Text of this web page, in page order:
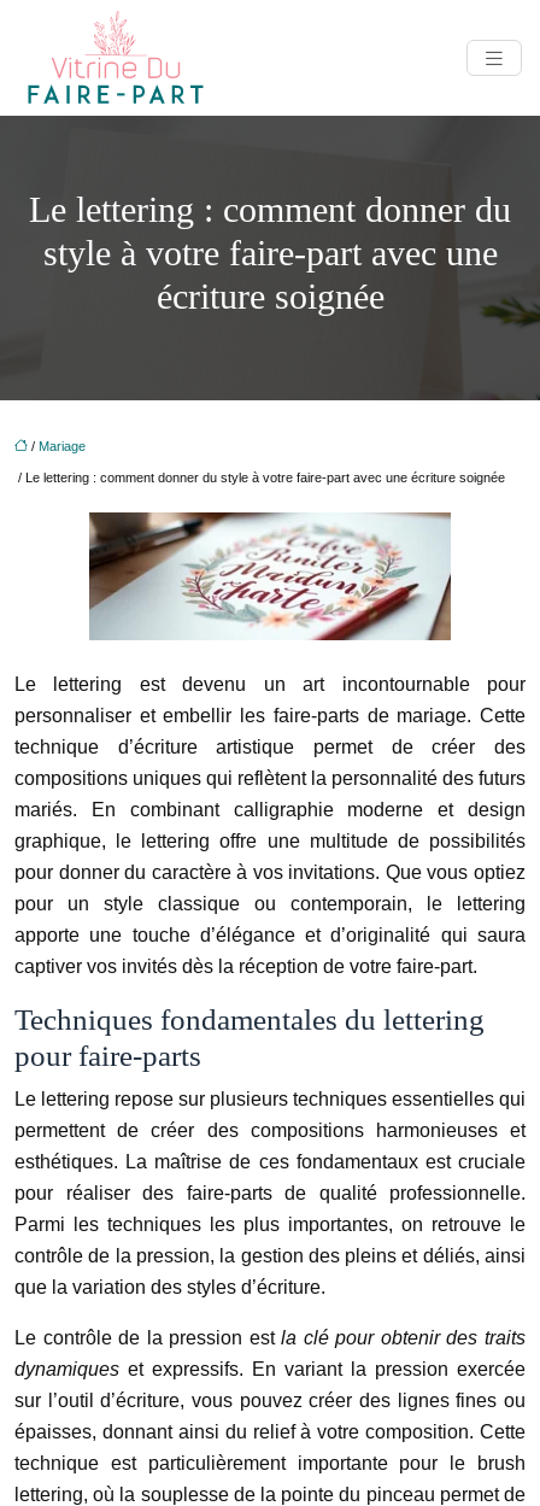
Le lettering : comment donner du
style à votre faire-part avec une
écriture soignée
/ Mariage
/ Le lettering : comment donner du style à votre faire-part avec une écriture soignée
Le lettering est devenu un art incontournable pour
personnaliser et embellir les faire-parts de mariage. Cette
technique d’écriture artistique permet de créer des
compositions uniques qui reflètent la personnalité des futurs
mariés. En combinant calligraphie moderne et design
graphique, le lettering offre une multitude de possibilités
pour donner du caractère à vos invitations. Que vous optiez
pour un style classique ou contemporain, le lettering
apporte une touche d’élégance et d’originalité qui saura
captiver vos invités dès la réception de votre faire-part.
Techniques fondamentales du lettering
pour faire-parts
Le lettering repose sur plusieurs techniques essentielles qui
permettent de créer des compositions harmonieuses et
esthétiques. La maîtrise de ces fondamentaux est cruciale
pour réaliser des faire-parts de qualité professionnelle.
Parmi les techniques les plus importantes, on retrouve le
contrôle de la pression, la gestion des pleins et déliés, ainsi
que la variation des styles d’écriture.
Le contrôle de la pression estla clé pour obtenir des traits
dynamiques et expressifs. En variant la pression exercée
sur l’outil d’écriture, vous pouvez créer des lignes fines ou
épaisses, donnant ainsi du relief à votre composition. Cette
technique est particulièrement importante pour le brush
lettering, où la souplesse de la pointe du pinceau permet de